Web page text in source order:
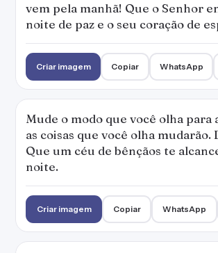
vem pela manhã! Que o Senhor
noite de paz e o seu coração de
Criar imagem Copiar WhatsApp
Mude o modo que você olha para
as coisas que você olha mudarão.
Que um céu de bênçãos te
noite.
Criar imagem Copiar WhatsApp